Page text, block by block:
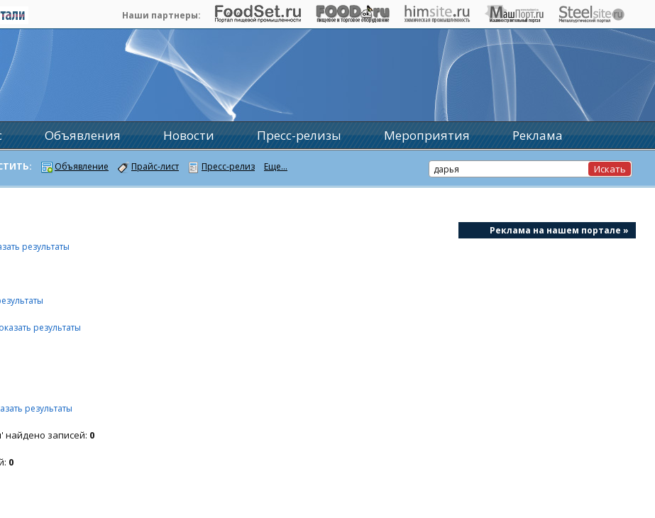
Реклама на нашем портале »
результаты
результаты
результаты
' найдено записей: 0
0
Наши партнеры:
Объявления Новости Пресс-релизы Мероприятия Реклама
Объявление Прайс-лист Пресс-релиз Еще...